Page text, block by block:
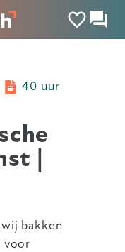
40 uur
|
bakken
voor